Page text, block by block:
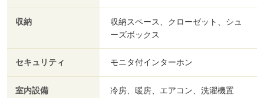
収納
収納スペース、クローゼット、シュ
ーズボックス
セキュリティ モニタ付インターホン
室内設備
冷房、暖房、エアコン、洗濯機置